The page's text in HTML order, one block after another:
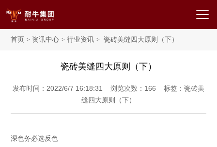
首页 > 资讯中心 >行业资讯 > 瓷砖美缝四大原则（下）
瓷砖美缝四大原则（下）
发布时间：2022/6/7 16:18:31 浏览次数： 166 标签：瓷砖美
缝四大原则（下）
深色务必选反色